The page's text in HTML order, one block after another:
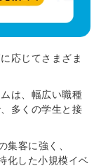
応じてさまざま
は、幅広い職種
多くの学生と接
集客に強く、
化した小規模イベ